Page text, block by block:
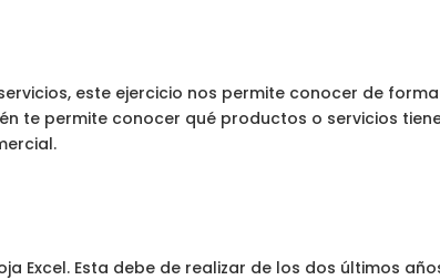
este ejercicio nos permite conocer de
te permite conocer qué productos o servicios
Excel. Esta debe de realizar de los dos últimos